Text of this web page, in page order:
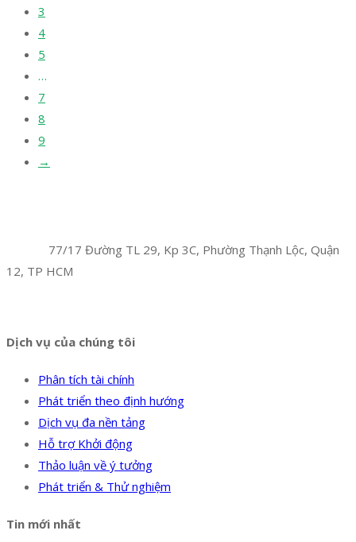
3
4
5
…
7
8
9
→
77/17 Đường TL 29, Kp 3C, Phường Thạnh Lộc, Quận
12, TP HCM
Dịch vụ của chúng tôi
Phân tích tài chính
Phát triển theo định hướng
Dịch vụ đa nền tảng
Hỗ trợ Khởi động
Thảo luận về ý tưởng
Phát triển & Thử nghiệm
Tin mới nhất